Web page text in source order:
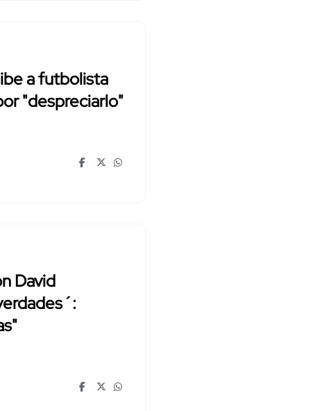
a futbolista
"despreciarlo"
David